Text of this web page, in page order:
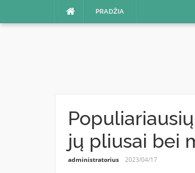
PRADŽIA
jų pliusai bei
administratorius 2023/04/17